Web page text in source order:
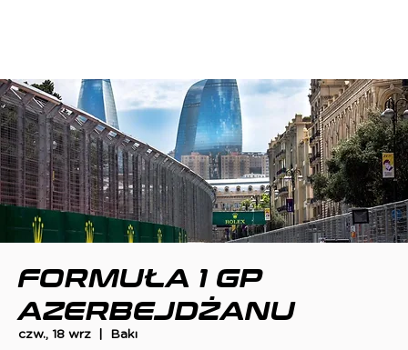
FORMUŁA 1 GP
AZERBEJDŻANU
czw., 18 wrz Bakı